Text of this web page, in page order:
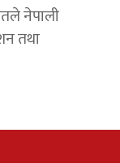
नेपाली
तथा